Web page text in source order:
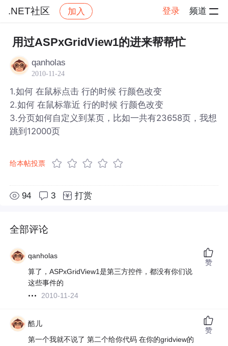
.NET社区 加入 登录 频道
社区 .NET社区 帖子详情
用过ASPxGridView1的进来帮帮忙
qanholas
2010-11-24
1.如何 在鼠标点击 行的时候 行颜色改变
2.如何 在鼠标靠近 行的时候 行颜色改变
3.分页如何自定义到某页，比如一共有23658页，我想
跳到12000页
给本帖投票
94 3 打赏
全部评论
qanholas
算了，ASPxGridView1是第三方控件，都没有你们说
这些事件的
2010-11-24
赞
酷儿
第一个我就不说了 第二个给你代码 在你的gridview的
赞